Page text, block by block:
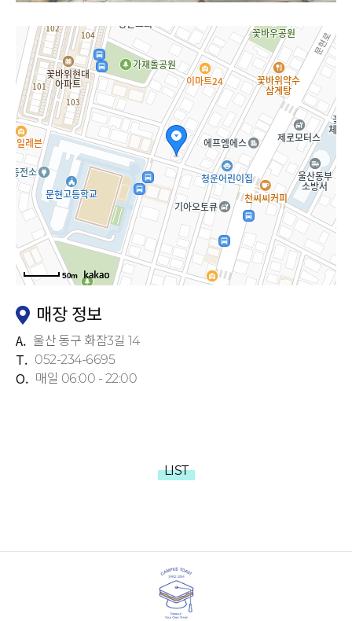
50m
매장 정보
A. 울산 동구 화잠3길 14
T. 052-234-6695
O. 매일 06:00 - 22:00
LIST